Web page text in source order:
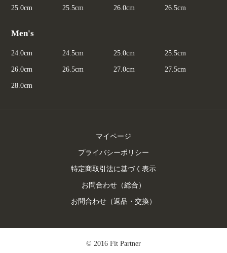
25.0cm 25.5cm 26.0cm 26.5cm
Men's
24.0cm 24.5cm 25.0cm 25.5cm
26.0cm 26.5cm 27.0cm 27.5cm
28.0cm
マイページ
プライバシーポリシー
特定商取引法に基づく表示
お問合わせ（総合）
お問合わせ（返品・交換）
© 2016 Fit Partner